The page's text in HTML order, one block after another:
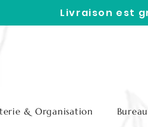
Livraison est
& Organisation